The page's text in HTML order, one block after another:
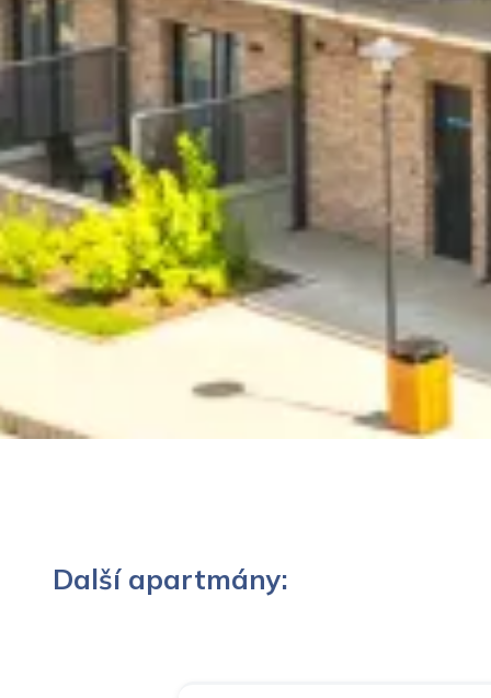
Další apartmány: